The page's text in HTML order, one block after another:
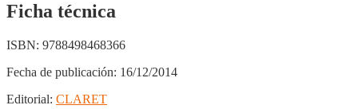
Ficha técnica
ISBN: 9788498468366
Fecha de publicación: 16/12/2014
Editorial: CLARET